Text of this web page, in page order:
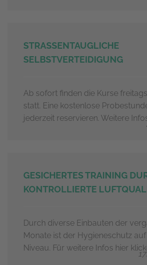
STRASSENTAUGLICHE S
ELBSTVERTEIDIGUNG
Ab sofort finden die Kurse
statt. Eine kostenlose
jederzeit reservieren. Weitere
GESICHERTES TRAINING
KONTROLLIERTE
Durch diverse Einbauten der
Monate ist der Hygieneschutz
Niveau. Für weitere Infos hier